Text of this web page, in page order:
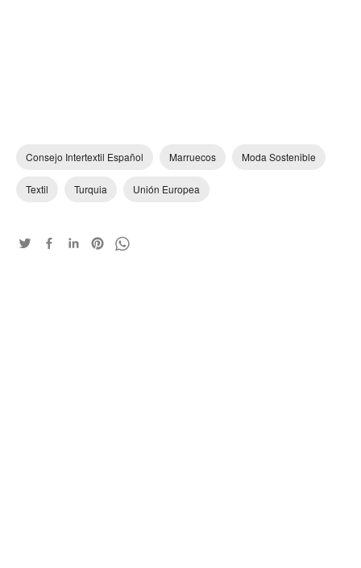
Consejo Intertextil Español Marruecos Moda Sostenible
Textil Turquia Unión Europea